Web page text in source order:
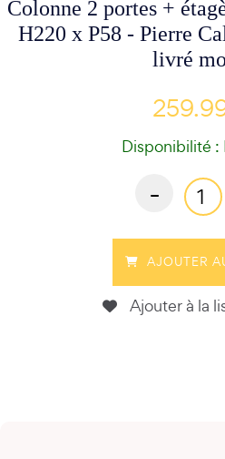
Colonne 2 portes +
H220 x P58 - Pierre
livré
Disponibilité :
-
AJOUTER
Ajouter à la